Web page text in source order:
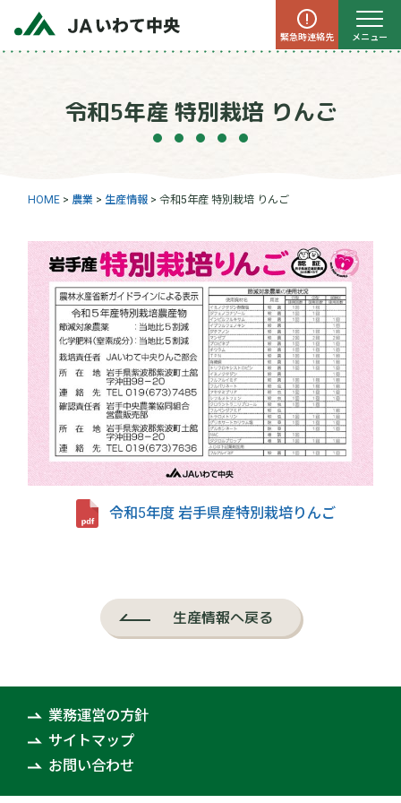
緊急時連絡先 メニュー
令和5年産 特別栽培 りんご
HOME > 農業 > 生産情報 >令和5年産 特別栽培 りんご
令和5年度 岩手県産特別栽培りんご
生産情報へ戻る
業務運営の方針
サイトマップ
お問い合わせ